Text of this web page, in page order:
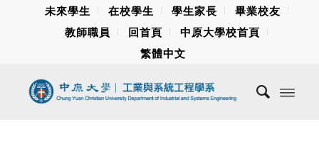
未來學生 在校學生 學生家長
畢業校友
教師職員
回首頁
中原大學校首頁
繁體中文